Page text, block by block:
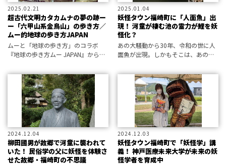
2025.02.21
超古代文明カタカムナの夢の跡ー
ー「六甲山系金鳥山」の歩き方／
ムー的地球の歩き方JAPAN
ムーと「地球の歩き方」のコラボ
『地球の歩き方ムー JAPAN』から、
2025.01.04
妖怪タウン福崎町に「人面魚」出
現！ 河童が棲む池の霊力が鯉を妖
怪化？
あの大騒動から30年、令和の世に人
面魚が出現。しかもそこは、あの世
2024.12.04
柳田國男が故郷で河童に襲われて
いた！ 民俗学の父に妖怪を体験さ
せた故郷・福崎町の不思議
2024.12.03
妖怪タウン福崎町で「妖怪学」講
義！ 神戸医療未来大学が未来の妖
怪学者を育成中